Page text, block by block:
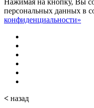
персональных данных в
конфиденциальности»
< назад